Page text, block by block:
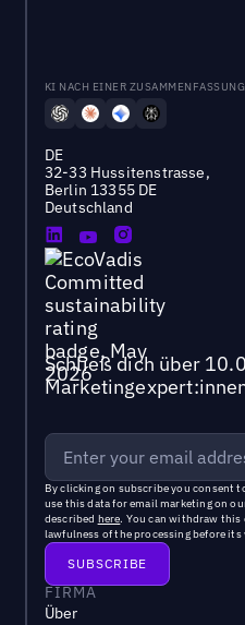
KI NACH EINER
DE
32-33 Hussitenstrasse,
Berlin 13355 DE
Deutschland
Schließ dich über
By clicking on subscribe you consent
use this data for email marketing on
described here. You can withdraw
lawfulness of the processing before
FIRMA
Über